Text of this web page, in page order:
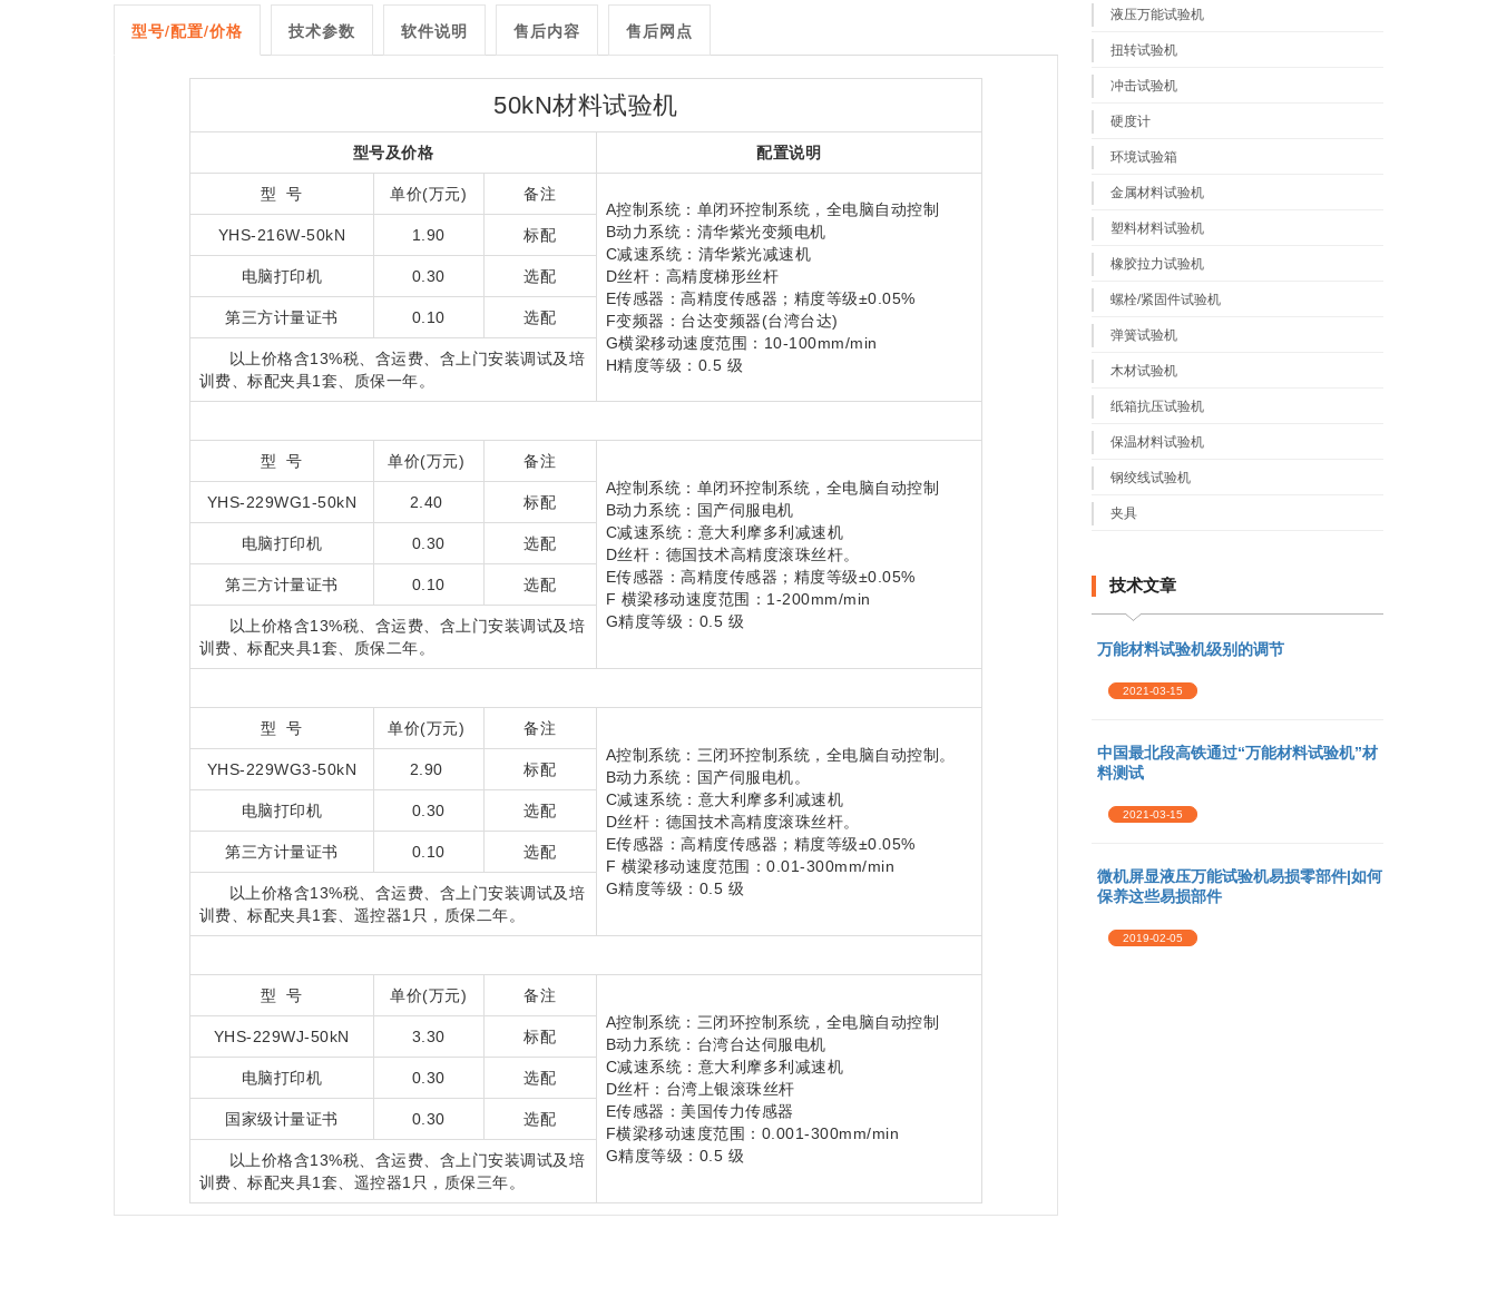
型号/配置/价格 技术参数 软件说明 售后内容 售后网点
50kN材料试验机
型号及价格 配置说明
型 号 单价(万元)
备注
A控制系统：单闭环控制系统，全电脑自动控制
B动力系统：清华紫光变频电机
C减速系统：清华紫光减速机
D丝杆：高精度梯形丝杆
E传感器：高精度传感器；精度等级±0.05%
F变频器：台达变频器(台湾台达)
G横梁移动速度范围：10-100mm/min
H精度等级：0.5 级
YHS-216W-50kN 1.90 标配
电脑打印机 0.30 选配
第三方计量证书 0.10 选配
以上价格含13%税、含运费、含上门安装调试及培
训费、标配夹具1套、质保一年。
型 号 单价(万元)
备注
A控制系统：单闭环控制系统，全电脑自动控制
B动力系统：国产伺服电机
C减速系统：意大利摩多利减速机
D丝杆：德国技术高精度滚珠丝杆。
E传感器：高精度传感器；精度等级±0.05%
F 横梁移动速度范围：1-200mm/min
G精度等级：0.5 级
YHS-229WG1-50kN 2.40 标配
电脑打印机 0.30 选配
第三方计量证书 0.10 选配
以上价格含13%税、含运费、含上门安装调试及培
训费、标配夹具1套、质保二年。
型 号 单价(万元)
备注
A控制系统：三闭环控制系统，全电脑自动控制。
B动力系统：国产伺服电机。
C减速系统：意大利摩多利减速机
D丝杆：德国技术高精度滚珠丝杆。
E传感器：高精度传感器；精度等级±0.05%
F 横梁移动速度范围：0.01-300mm/min
G精度等级：0.5 级
YHS-229WG3-50kN 2.90 标配
电脑打印机 0.30 选配
第三方计量证书 0.10 选配
以上价格含13%税、含运费、含上门安装调试及培
训费、标配夹具1套、遥控器1只，质保二年。
型 号 单价(万元)
备注
A控制系统：三闭环控制系统，全电脑自动控制
B动力系统：台湾台达伺服电机
C减速系统：意大利摩多利减速机
D丝杆：台湾上银滚珠丝杆
E传感器：美国传力传感器
F横梁移动速度范围：0.001-300mm/min
G精度等级：0.5 级
YHS-229WJ-50kN 3.30 标配
电脑打印机 0.30 选配
国家级计量证书 0.30 选配
以上价格含13%税、含运费、含上门安装调试及培
训费、标配夹具1套、遥控器1只，质保三年。
液压万能试验机
扭转试验机
冲击试验机
硬度计
环境试验箱
金属材料试验机
塑料材料试验机
橡胶拉力试验机
螺栓/紧固件试验机
弹簧试验机
木材试验机
纸箱抗压试验机
保温材料试验机
钢绞线试验机
夹具
技术文章
万能材料试验机级别的调节
2021-03-15
中国最北段高铁通过“万能材料试验机”材
料测试
2021-03-15
微机屏显液压万能试验机易损零部件|如何
保养这些易损部件
2019-02-05